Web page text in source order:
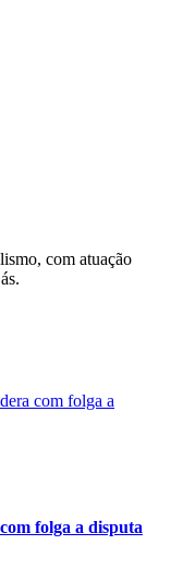
com atuação
folga a disputa